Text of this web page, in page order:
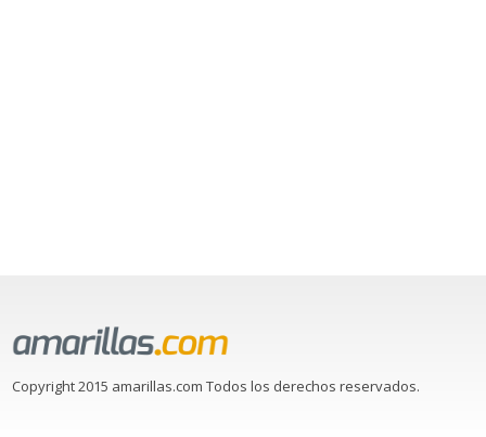
Copyright 2015 amarillas.com Todos los derechos reservados.